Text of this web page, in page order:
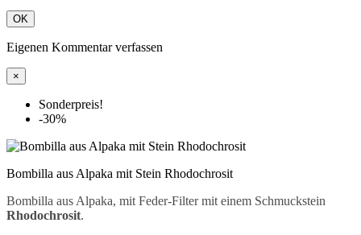
OK
Eigenen Kommentar verfassen
×
Sonderpreis!
-30%
Bombilla aus Alpaka mit Stein Rhodochrosit
Bombilla aus Alpaka, mit Feder-Filter mit einem Schmuckstein
Rhodochrosit.